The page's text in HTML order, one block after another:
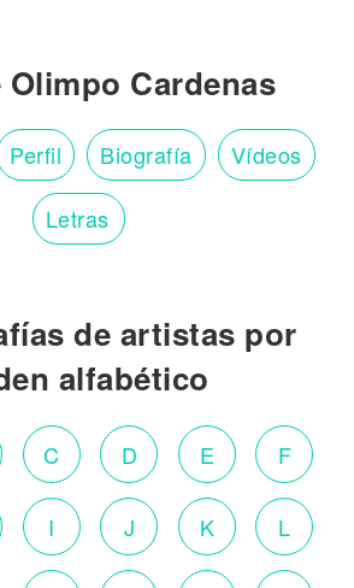
Olimpo Cardenas
Perfil Biografía Vídeos
Letras
de artistas por
alfabético
C D E F
I J K L